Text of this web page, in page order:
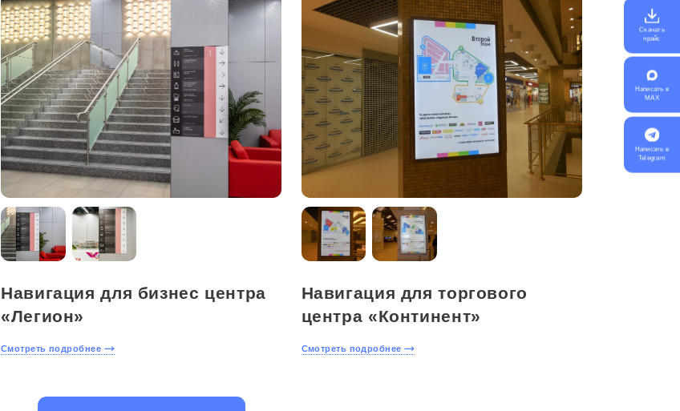
Навигация для бизнес центра
«Легион»
Смотреть подробнее
Навигация для торгового
центра «Континент»
Смотреть подробнее
Скачать
прайс
Написать в
MAX
Написать в
Telegram